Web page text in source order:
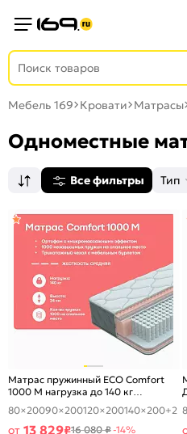
Мебель 169 Кровати Матрасы
Одноместные
Все фильтры Тип
Матрас пружинный ECO Comfort
1000 M нагрузка до 140 кг
800x2000
80×20090×200120×200140×200+2
от 13 829₽16 080 ₽-14%